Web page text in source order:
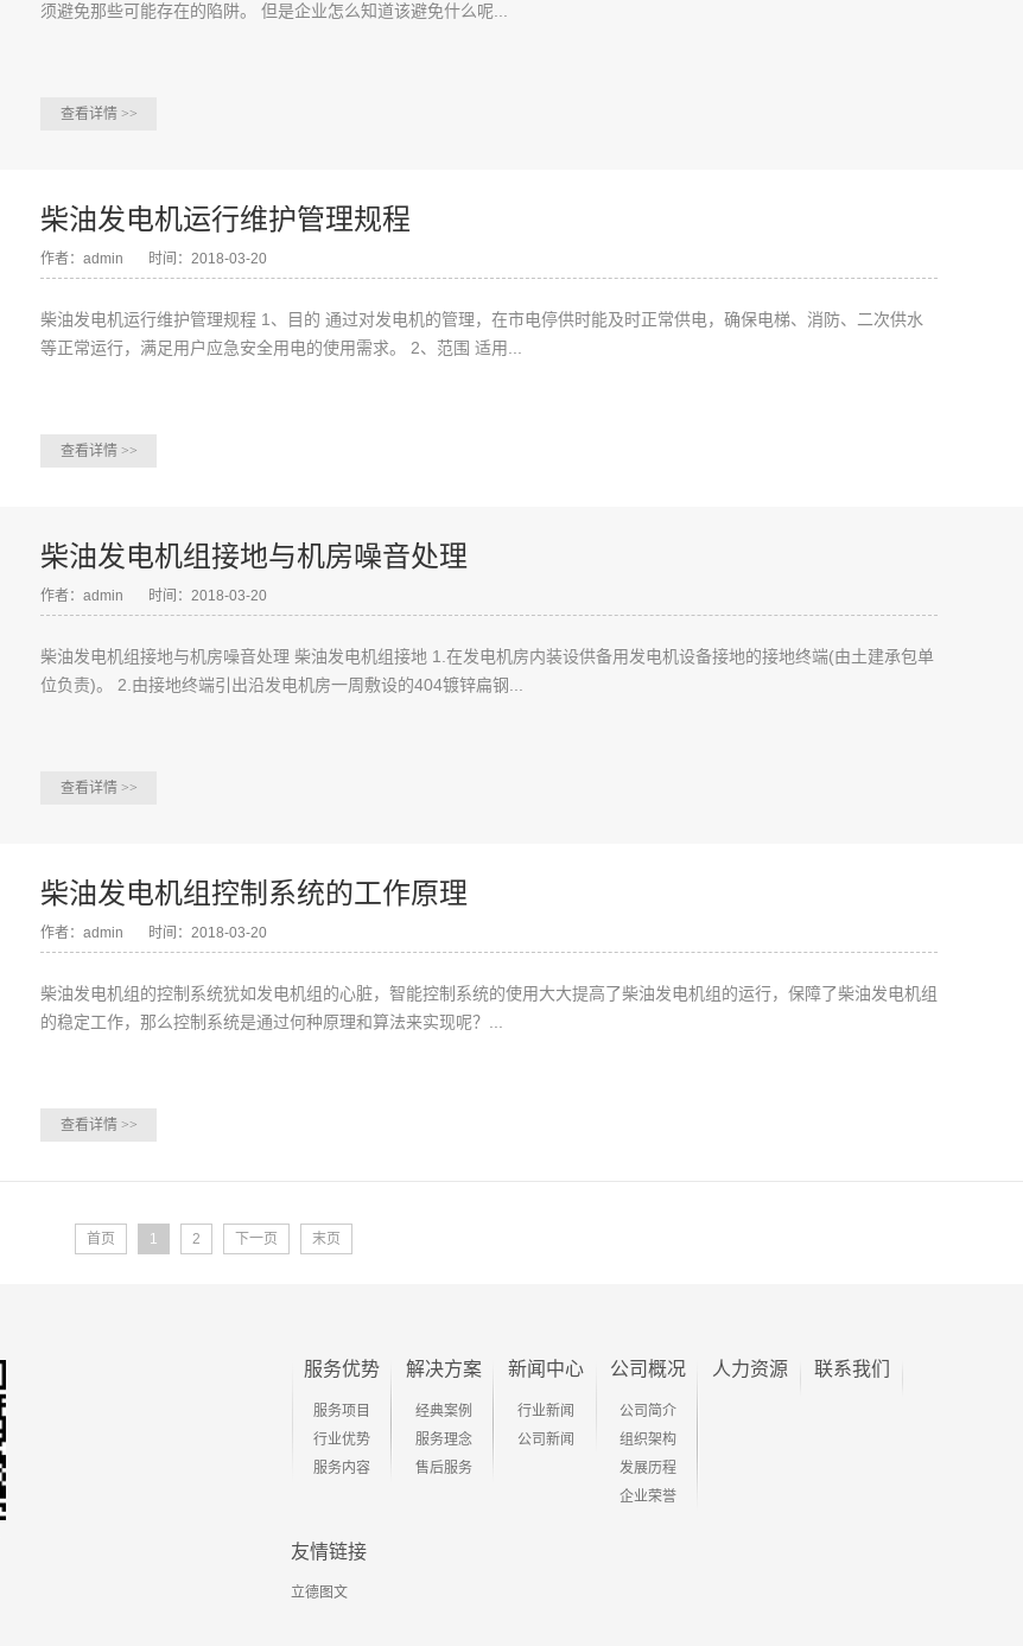
须避免那些可能存在的陷阱。 但是企业怎么知道该避免什么呢...
查看详情 >>
柴油发电机运行维护管理规程
作者：admin 时间：2018-03-20
柴油发电机运行维护管理规程 1、目的 通过对发电机的管理，在市电停供时能及时正常供电，确保电梯、消防、二次供水
等正常运行，满足用户应急安全用电的使用需求。 2、范围 适用...
查看详情 >>
柴油发电机组接地与机房噪音处理
作者：admin 时间：2018-03-20
柴油发电机组接地与机房噪音处理 柴油发电机组接地 1.在发电机房内装设供备用发电机设备接地的接地终端(由土建承包单
位负责)。 2.由接地终端引出沿发电机房一周敷设的404镀锌扁钢...
查看详情 >>
柴油发电机组控制系统的工作原理
作者：admin 时间：2018-03-20
柴油发电机组的控制系统犹如发电机组的心脏，智能控制系统的使用大大提高了柴油发电机组的运行，保障了柴油发电机组
的稳定工作，那么控制系统是通过何种原理和算法来实现呢？...
查看详情 >>
首页 1 2 下一页 末页
服务优势
服务项目
行业优势
服务内容
解决方案
经典案例
服务理念
售后服务
新闻中心
行业新闻
公司新闻
公司概况
公司简介
组织架构
发展历程
企业荣誉
人力资源 联系我们
友情链接
立德图文